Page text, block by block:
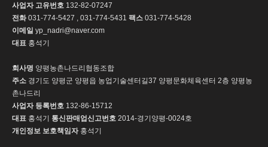
사업자 고유번호 132-82-07247
전화031-774-5427 , 031-774-5431 팩스 031-774-5428
이메일 yp_nadri@naver.com
대표 홍석기
회사명 양평농촌나드리협동조합
주소 경기도 양평군 양평읍 농업기술센터길37 양평문화체육센터 2층 양평농
촌나드리
사업자 등록번호 132-86-15712
대표 홍석기 통신판매업신고번호 2014-경기양평-0024호
개인정보 보호책임자홍석기